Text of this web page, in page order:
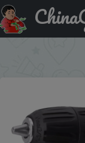
Акція на
CD12-1